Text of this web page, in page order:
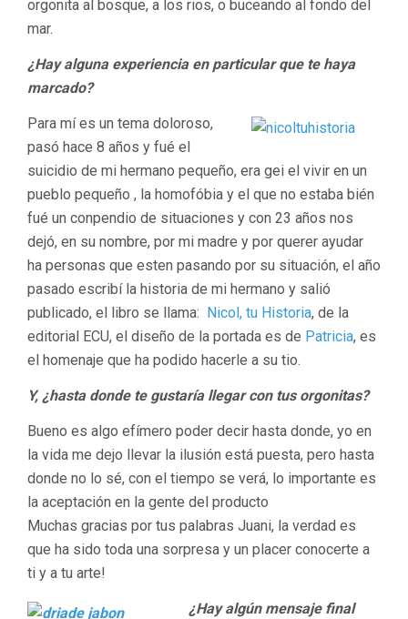
orgonita al bosque, a los rios, o buceando al fondo del
mar.
¿Hay alguna experiencia en particular que te haya
marcado?
Para mí es un tema doloroso,
pasó hace 8 años y fué el
suicidio de mi hermano pequeño, era gei el vivir en un
pueblo pequeño , la homofóbia y el que no estaba bién
fué un conpendio de situaciones y con 23 años nos
dejó, en su nombre, por mi madre y por querer ayudar
ha personas que esten pasando por su situación, el año
pasado escribí la historia de mi hermano y salió
publicado, el libro se llama:
Nicol, tu Historia, de la
editorial ECU, el diseño de la portada es de Patricia, es
el homenaje que ha podido hacerle a su tio.
Y, ¿hasta donde te gustaría llegar con tus orgonitas?
Bueno es algo efímero poder decir hasta donde, yo en
la vida me dejo llevar la ilusión está puesta, pero hasta
donde no lo sé, con el tiempo se verá, lo importante es
la aceptación en la gente del producto
Muchas gracias por tus palabras Juani, la verdad es
que ha sido toda una sorpresa y un placer conocerte a
ti y a tu arte!
¿Hay algún mensaje final